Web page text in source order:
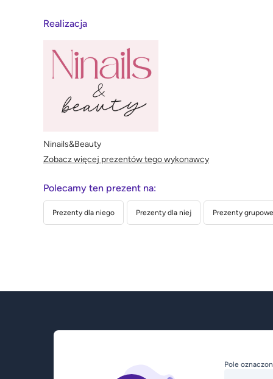
Realizacja
Ninails&Beauty
Zobacz więcej prezentów tego wykonawcy
Polecamy ten prezent na:
Prezenty dla niego Prezenty dla niej Prezenty
Pole